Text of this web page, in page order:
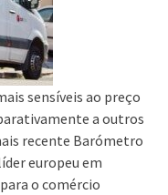
sensíveis ao preço
a outros
recente Barómetro
europeu em
o comércio